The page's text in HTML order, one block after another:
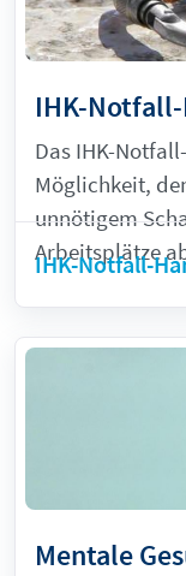
IHK-
Das IHK-
Möglichkeit,
unnötigem
Arbeitsplätze
IHK-Notfall-
Mentale